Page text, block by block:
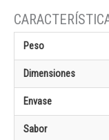
Peso
Dimensiones
Envase
Sabor